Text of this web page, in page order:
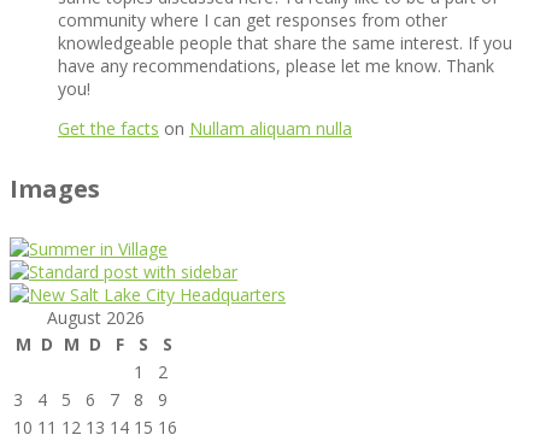
community where I can get responses from other
knowledgeable people that share the same interest. If you
have any recommendations, please let me know. Thank
you!
Get the facts on Nullam aliquam nulla
Images
August 2026
M D M D F S
S
1
2
3
4 5 6 7 8
9
10 11 12 13 14 15 16